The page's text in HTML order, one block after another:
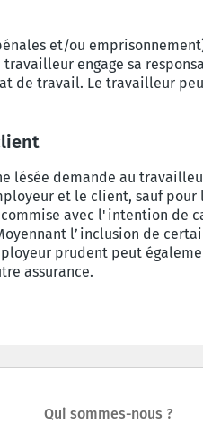
et/ou
engage sa
de travail. Le travailleur
lésée demande au
et le client, sauf
avec l'intention de
l’inclusion de
prudent peut
assurance.
Qui sommes-nous ?